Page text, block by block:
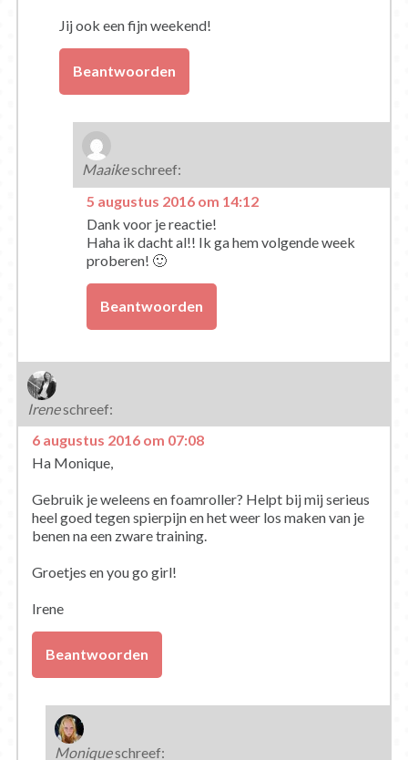
Jij ook een fijn weekend!
Beantwoorden
Maaikeschreef:
5 augustus 2016 om 14:12
Dank voor je reactie!
Haha ik dacht al!! Ik ga hem volgende week
proberen! 🙂
Beantwoorden
Ireneschreef:
6 augustus 2016 om 07:08
Ha Monique,
Gebruik je weleens en foamroller? Helpt bij mij serieus
heel goed tegen spierpijn en het weer los maken van je
benen na een zware training.
Groetjes en you go girl!
Irene
Beantwoorden
Moniqueschreef: